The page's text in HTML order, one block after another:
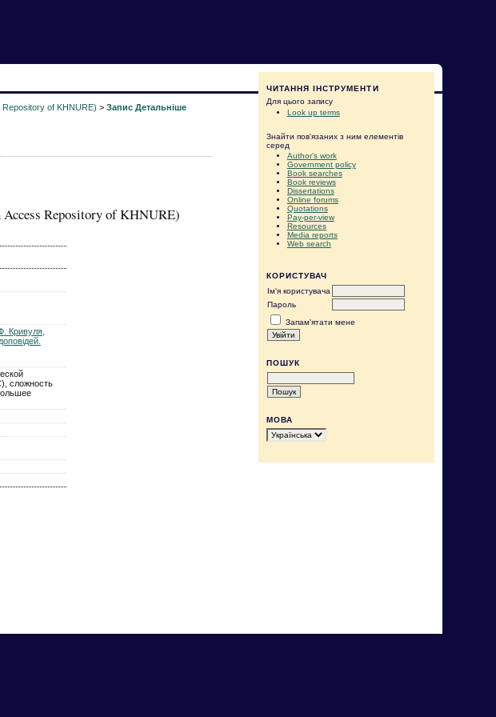
ЧИТАННЯ ІНСТРУМЕНТИ
Для цього запису
Look up terms
Знайти пов'язаних з ним елементів
серед
Author's work
Government policy
Book searches
Book reviews
Dissertations
Online forums
Quotations
Pay-per-view
Resources
Media reports
Web search
КОРИСТУВАЧ
Ім'я користувача
Пароль
Запам'ятати мене
ПОШУК
МОВА
Repository of KHNURE) >Запис Детальніше
Access Repository of KHNURE)
Кривуля,
сложность